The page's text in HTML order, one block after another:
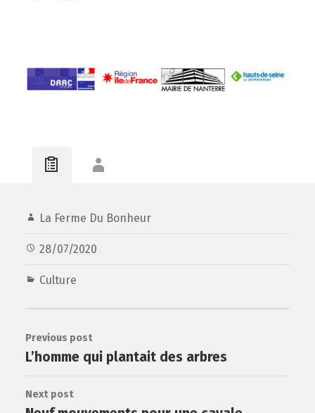
La Ferme Du Bonheur
28/07/2020
Culture
Previous post
L’homme qui plantait des arbres
Next post